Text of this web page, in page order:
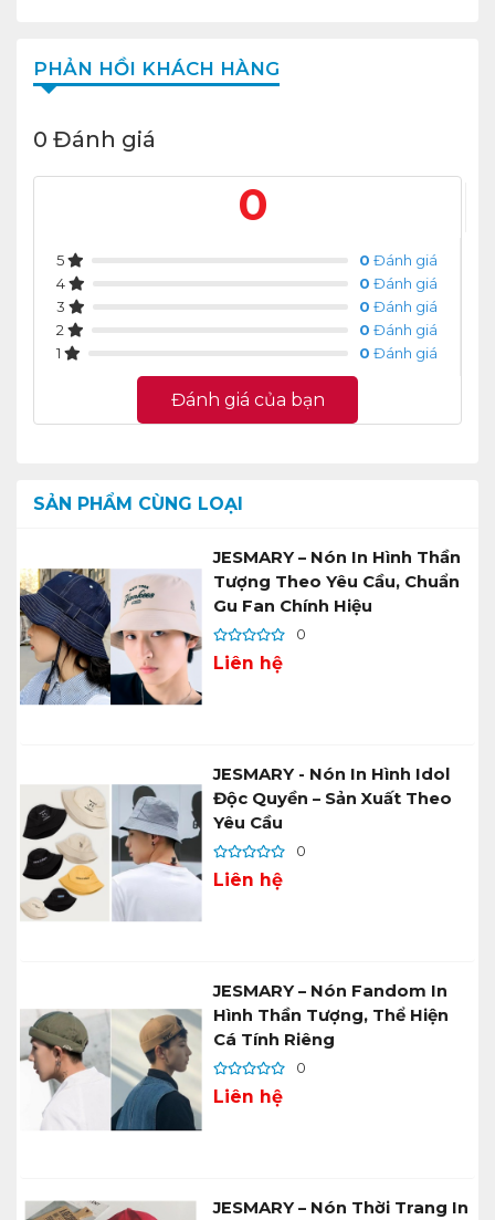
PHẢN HỒI KHÁCH HÀNG
0 Đánh giá
0
5 0 Đánh giá
4
0 Đánh giá
3
0 Đánh giá
2
0 Đánh giá
1
0 Đánh giá
Đánh giá của bạn
SẢN PHẨM CÙNG LOẠI
JESMARY – Nón In Hình Thần
Tượng Theo Yêu Cầu, Chuẩn
Gu Fan Chính Hiệu
0
Liên hệ
JESMARY - Nón In Hình Idol
Độc Quyền – Sản Xuất Theo
Yêu Cầu
0
Liên hệ
JESMARY – Nón Fandom In
Hình Thần Tượng, Thể Hiện
Cá Tính Riêng
0
Liên hệ
JESMARY – Nón Thời Trang In